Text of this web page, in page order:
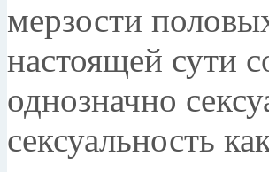
мерзости
настоящей сути
однозначно
сексуальность